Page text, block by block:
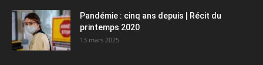
Pandémie : cinq ans depuis | Récit du
printemps 2020
13 mars 2025